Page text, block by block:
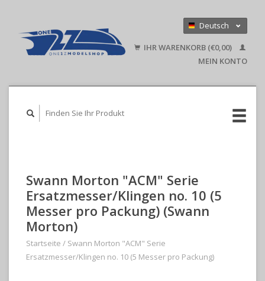
Deutsch
English
IHR WARENKORB (€0,00)
MEIN KONTO
Swann Morton "ACM" Serie
Ersatzmesser/Klingen no. 10 (5
Messer pro Packung) (Swann
Morton)
Startseite / Swann Morton "ACM" Serie
Ersatzmesser/Klingen no. 10 (5 Messer pro Packung)